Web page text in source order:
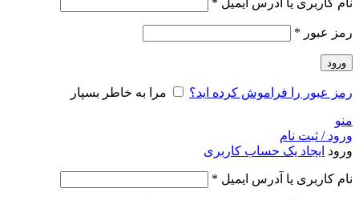
نام کاربری یا آدرس ایمیل *
رمز عبور *
ورود
رمز عبور را فراموش کرده اید؟ مرا به خاطر بسپار
منو
ورود / ثبت نام
ورود ایجاد یک حساب کاربری
نام کاربری یا آدرس ایمیل *